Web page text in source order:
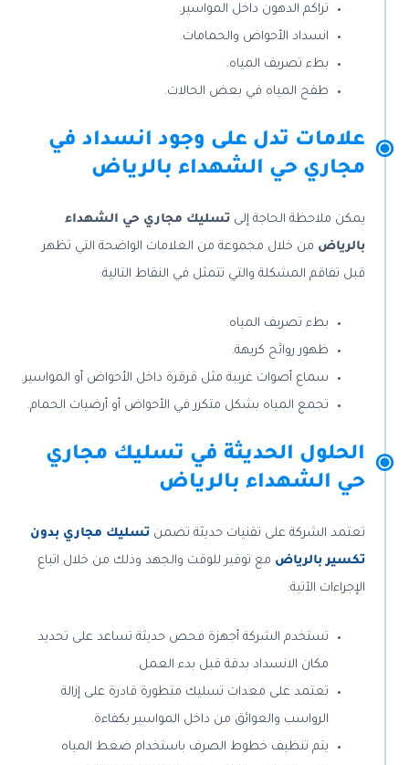
تراكم الدهون داخل المواسير.
انسداد الأحواض والحمامات.
بطء تصريف المياه.
طفح المياه في بعض الحالات.
علامات تدل على وجود انسداد في
مجاري حي الشهداء بالرياض
يمكن ملاحظة الحاجة إلى تسليك مجاري حي الشهداء
بالرياض من خلال مجموعة من العلامات الواضحة التي تظهر
قبل تفاقم المشكلة والتي تتمثل في النقاط التالية:
بطء تصريف المياه.
ظهور روائح كريهة.
سماع أصوات غريبة مثل قرقرة داخل الأحواض أو المواسير.
تجمع المياه بشكل متكرر في الأحواض أو أرضيات الحمام.
الحلول الحديثة في تسليك مجاري
حي الشهداء بالرياض
تعتمد الشركة على تقنيات حديثة تضمنتسليك مجاري بدون
تكسير بالرياض مع توفير للوقت والجهد وذلك من خلال اتباع
الإجراءات الآتية:
تستخدم الشركة أجهزة فحص حديثة تساعد على تحديد
مكان الانسداد بدقة قبل بدء العمل.
تعتمد على معدات تسليك متطورة قادرة على إزالة
الرواسب والعوائق من داخل المواسير بكفاءة.
يتم تنظيف خطوط الصرف باستخدام ضغط المياه